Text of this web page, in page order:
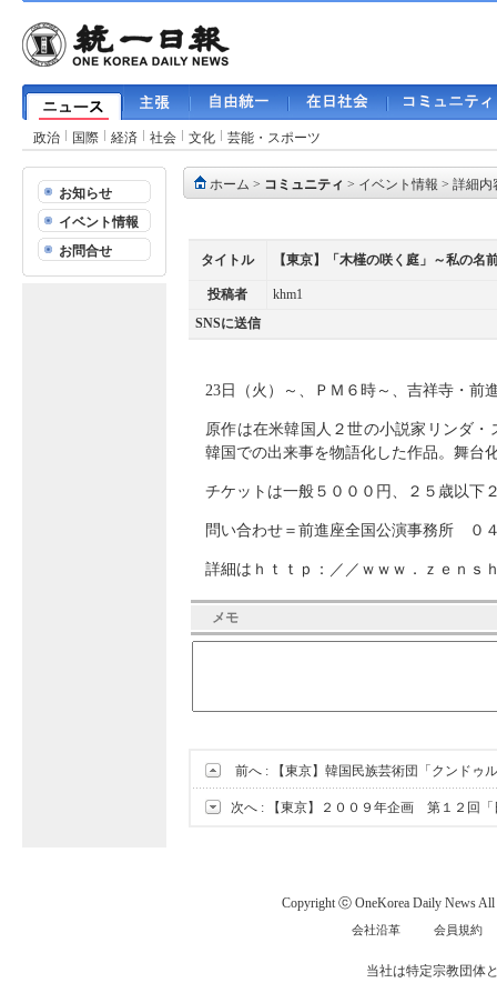
政治 国際 経済 社会 文化 芸能・スポーツ
お知らせ
イベント情報
お問合せ
ホーム > コミュニティ > イベント情報 > 詳細内
タイトル 【東京】「木槿の咲く庭」～私の名
投稿者
khm1
SNSに送信
23日（火）～、ＰＭ６時～、吉祥寺・前
原作は在米韓国人２世の小説家リンダ
韓国での出来事を物語化した作品。舞台
チケットは一般５０００円、２５歳以下
問い合わせ＝前進座全国公演事務所
詳細はｈｔｔｐ：／／ｗｗｗ．ｚｅｎｓ
メモ
前へ : 【東京】韓国民族芸術団「クンドゥ
次へ : 【東京】２００９年企画 第１２回
Copyright ⓒ OneKorea Daily News All
会社沿革 会員規約
当社は特定宗教団体